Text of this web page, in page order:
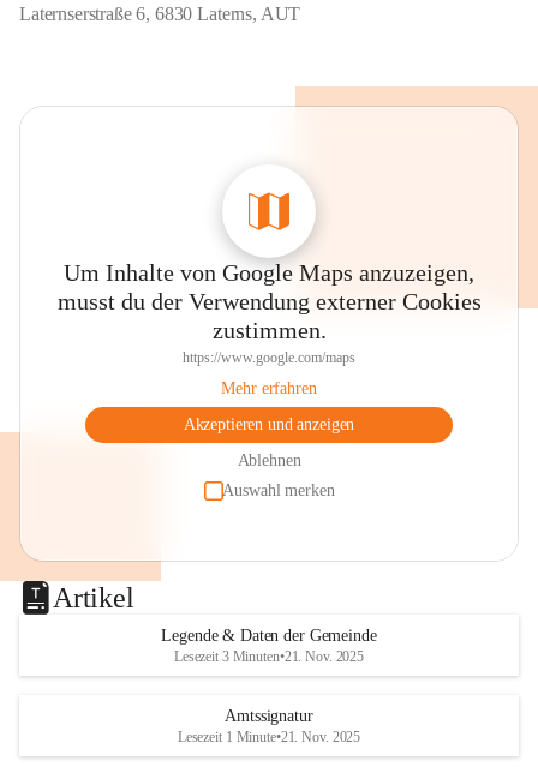
Laternserstraße 6, 6830 Laterns, AUT
Um Inhalte von Google Maps anzuzeigen,
musst du der Verwendung externer Cookies
zustimmen.
https://www.google.com/maps
Mehr erfahren
Akzeptieren und anzeigen
Ablehnen
Auswahl merken
Artikel
Legende & Daten der Gemeinde
Lesezeit 3 Minuten•21. Nov. 2025
Amtssignatur
Lesezeit 1 Minute•21. Nov. 2025